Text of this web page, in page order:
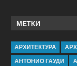
МЕТКИ
АРХИТЕКТУРА
АНТОНИО ГАУДИ